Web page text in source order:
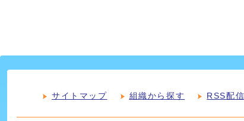
サイトマップ 組織から探す RSS配